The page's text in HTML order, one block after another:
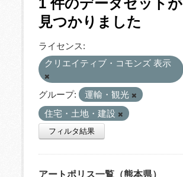
1 件のデータセットが
見つかりました
ライセンス:
クリエイティブ・コモンズ 表示
グループ:
運輸・観光
住宅・土地・建設
フィルタ結果
アートポリス一覧（熊本県）